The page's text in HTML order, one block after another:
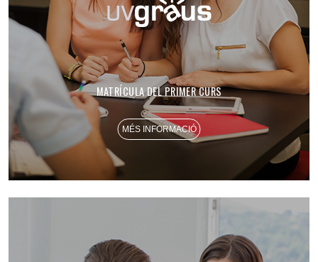
MATRÍCULA DEL PRIMER CURS
MÉS INFORMACIÓ